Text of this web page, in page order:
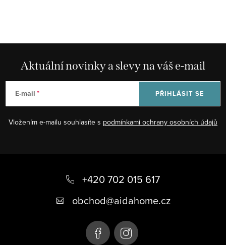
Aktuální novinky a slevy na váš e-mail
E-mail
Vložením e-mailu souhlasíte s podmínkami ochrany osobních údajů
PŘIHLÁSIT SE
+420 702 015 617
obchod@aidahome.cz